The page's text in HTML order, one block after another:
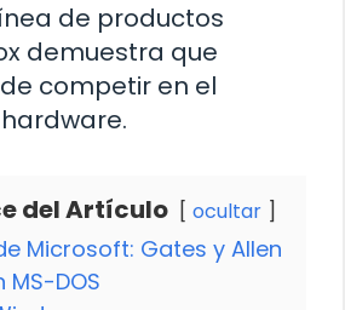
de productos
demuestra que
competir en el
del Artículo ocultar
Microsoft: Gates y Allen
MS-DOS